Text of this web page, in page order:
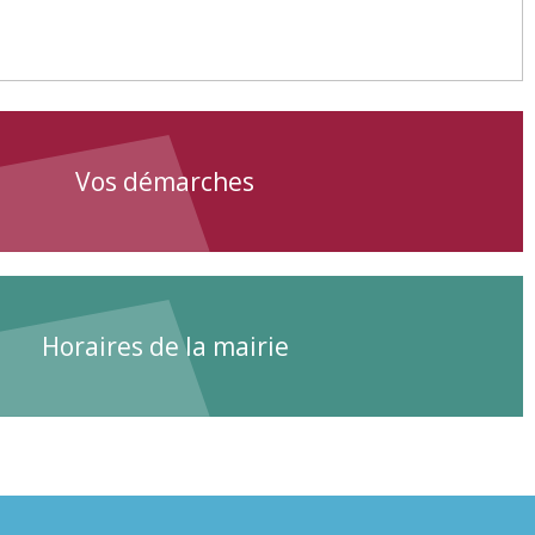
Vos démarches
Horaires de la mairie